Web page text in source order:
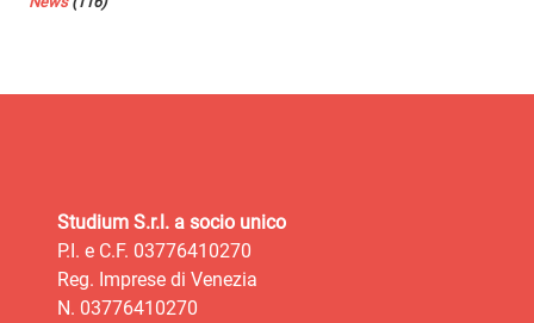
Studium S.r.l. a socio unico
P.I. e C.F. 03776410270
Reg. Imprese di Venezia
N. 03776410270